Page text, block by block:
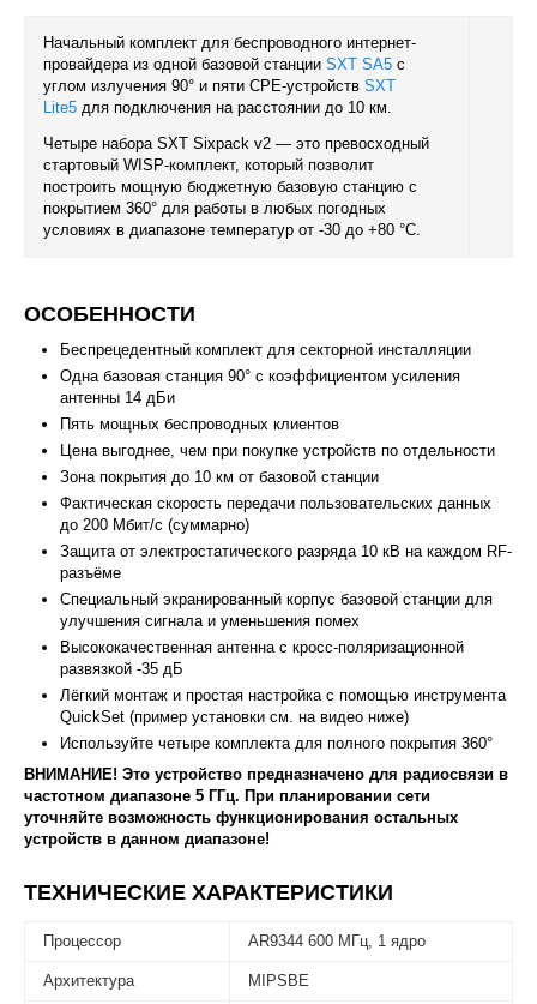
Начальный комплект для беспроводного интернет-
провайдера из одной базовой станцииSXT SA5 с
углом излучения 90° и пяти CPE-устройствSXT
Lite5 для подключения на расстоянии до 10 км.
Четыре набора SXT Sixpack v2 — это превосходный
стартовый WISP-комплект, который позволит
построить мощную бюджетную базовую станцию с
покрытием 360° для работы в любых погодных
условиях в диапазоне температур от -30 до +80 °С.
ОСОБЕННОСТИ
Беспрецедентный комплект для секторной инсталляции
Одна базовая станция 90° с коэффициентом усиления
антенны 14 дБи
Пять мощных беспроводных клиентов
Цена выгоднее, чем при покупке устройств по отдельности
Зона покрытия до 10 км от базовой станции
Фактическая скорость передачи пользовательских данных
до 200 Мбит/с (суммарно)
Защита от электростатического разряда 10 кВ на каждом RF-
разъёме
Специальный экранированный корпус базовой станции для
улучшения сигнала и уменьшения помех
Высококачественная антенна с кросс-поляризационной
развязкой -35 дБ
Лёгкий монтаж и простая настройка с помощью инструмента
QuickSet (пример установки см. на видео ниже)
Используйте четыре комплекта для полного покрытия 360°
ВНИМАНИЕ! Это устройство предназначено для радиосвязи в
частотном диапазоне 5 ГГц. При планировании сети
уточняйте возможность функционирования остальных
устройств в данном диапазоне!
ТЕХНИЧЕСКИЕ ХАРАКТЕРИСТИКИ
Процессор AR9344 600 МГц, 1 ядро
Архитектура MIPSBE